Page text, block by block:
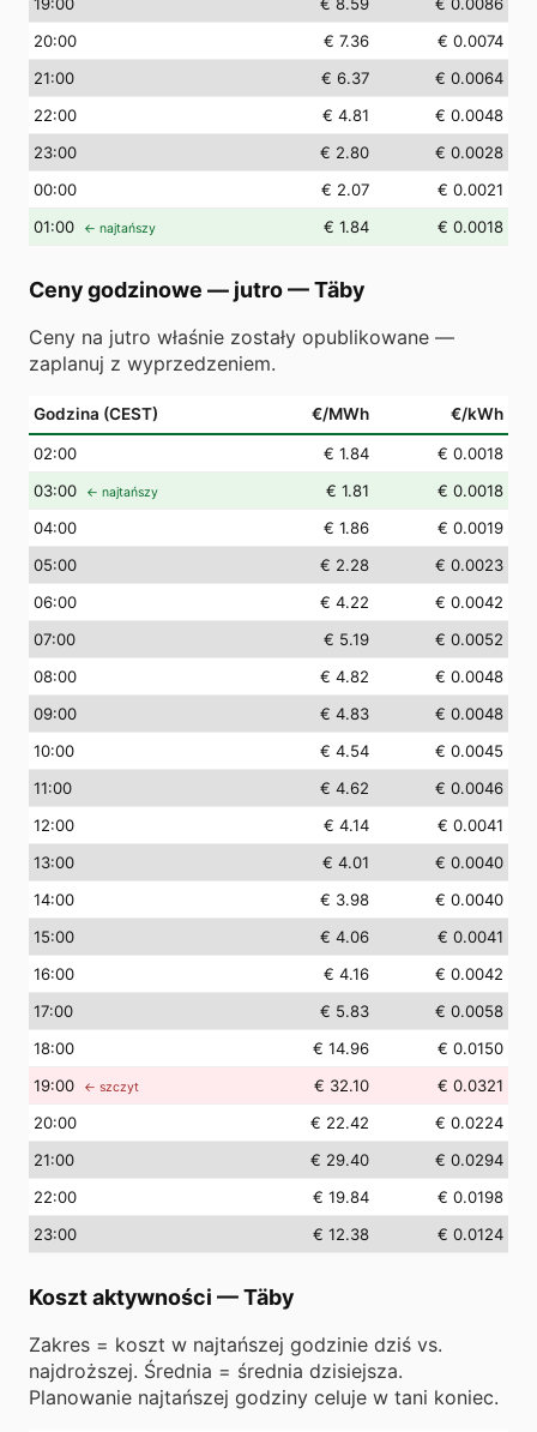
20:00 € 7.36
€ 0.0074
21:00 € 6.37
€ 0.0064
22:00 € 4.81
€ 0.0048
23:00 € 2.80
€ 0.0028
00:00 € 2.07
€ 0.0021
01:00 ← najtańszy € 1.84 € 0.0018
Ceny godzinowe — jutro—Täby
Ceny na jutro właśnie zostały opublikowane —
zaplanuj z wyprzedzeniem.
Godzina (CEST) €/MWh €/kWh
02:00 € 1.84
€ 0.0018
03:00 ← najtańszy € 1.81
€ 0.0018
04:00 € 1.86
€ 0.0019
05:00 € 2.28
€ 0.0023
06:00 € 4.22
€ 0.0042
07:00 € 5.19
€ 0.0052
08:00 € 4.82
€ 0.0048
09:00 € 4.83
€ 0.0048
10:00 € 4.54
€ 0.0045
11:00 € 4.62
€ 0.0046
12:00 € 4.14
€ 0.0041
13:00 € 4.01
€ 0.0040
14:00 € 3.98
€ 0.0040
15:00 € 4.06
€ 0.0041
16:00 € 4.16
€ 0.0042
17:00 € 5.83
€ 0.0058
18:00 € 14.96
€ 0.0150
19:00 ← szczyt € 32.10
€ 0.0321
20:00 € 22.42
€ 0.0224
21:00 € 29.40
€ 0.0294
22:00 € 19.84
€ 0.0198
23:00 € 12.38 € 0.0124
Koszt aktywności —Täby
Zakres = koszt w najtańszej godzinie dziś vs.
najdroższej. Średnia = średnia dzisiejsza.
Planowanie najtańszej godziny celuje w tani koniec.